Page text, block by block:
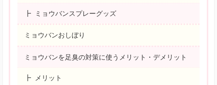
ミョウバンスプレーグッズ
ミョウバンおしぼり
ミョウバンを足臭の対策に使うメリット・デメリット
メリット